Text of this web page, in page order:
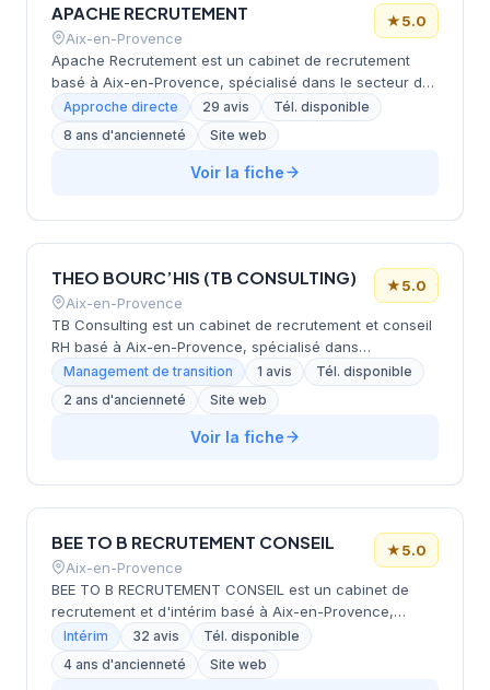
APACHE RECRUTEMENT
Aix-en-Provence
★5.0
Apache Recrutement est un cabinet de recrutement
basé à Aix-en-Provence, spécialisé dans le secteur de
l'expertise comptable et de la gestion administrative.
Fondé en 2018, il intervient sur les régions PACA,
Occitanie et Rhône-Alpes, proposant des solutions
adaptées aux besoins des candidats et des entreprises.
Approche directe 29 avis
Tél. disponible
8 ans d'ancienneté
Site web
Voir la fiche
THEO BOURC’HIS (TB CONSULTING)
Aix-en-Provence
★5.0
TB Consulting est un cabinet de recrutement et conseil
RH basé à Aix-en-Provence, spécialisé dans
l'accompagnement des entreprises de la région PACA
sur leurs enjeux de talents et transformation
organisationnelle. Fort de 15 ans d'expérience et d'une
connaissance approfondie du marché local, le cabinet
distingue par sa proximité et sa réactivité face aux
besoins des entreprises provençales.
Management de transition 1 avis
Tél. disponible
2 ans d'ancienneté
Site web
Voir la fiche
BEE TO B RECRUTEMENT CONSEIL
Aix-en-Provence
★5.0
BEE TO B RECRUTEMENT CONSEIL est un cabinet de
recrutement et d'intérim basé à Aix-en-Provence,
spécialisé dans le placement de talents en Europe pour
les secteurs du BTP, de l'industrie, de l'agro-alimentaire
et de la logistique. Fort de plus de 20 ans d'expérience,
Intérim 32 avis
Tél. disponible
4 ans d'ancienneté
Site web